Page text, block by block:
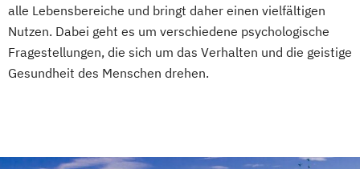
alle Lebensbereiche und bringt daher einen vielfältigen
Nutzen. Dabei geht es um verschiedene psychologische
Fragestellungen, die sich um das Verhalten und die geistige
Gesundheit des Menschen drehen.